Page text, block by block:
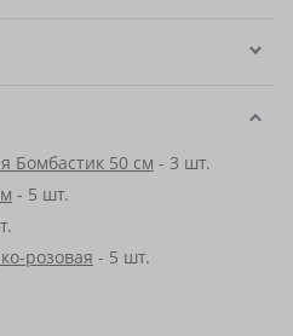
Бомбастик 50 см - 3 шт.
- 5 шт.
розовая - 5 шт.